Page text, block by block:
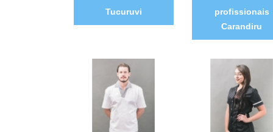
Tucuruvi
profissionais
Carandiru